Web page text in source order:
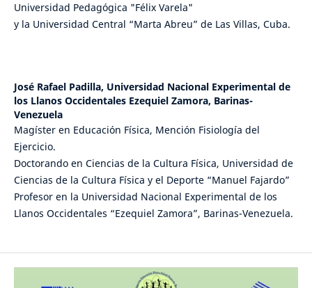
Universidad Pedagógica "Félix Varela"
y la Universidad Central “Marta Abreu” de Las Villas, Cuba.
José Rafael Padilla, Universidad Nacional Experimental de
los Llanos Occidentales Ezequiel Zamora, Barinas-
Venezuela
Magíster en Educación Física, Mención Fisiología del
Ejercicio.
Doctorando en Ciencias de la Cultura Física, Universidad de
Ciencias de la Cultura Física y el Deporte “Manuel Fajardo”
Profesor en la Universidad Nacional Experimental de los
Llanos Occidentales “Ezequiel Zamora”, Barinas-Venezuela.